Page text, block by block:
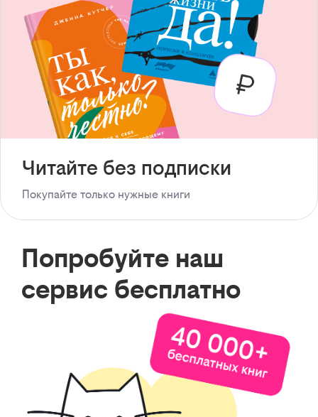
Читайте без подписки
Покупайте только нужные книги
Попробуйте наш
сервис бесплатно